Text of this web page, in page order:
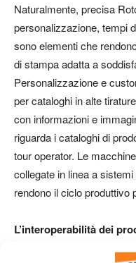
Naturalmente, precisa
personalizzazione, tempi
sono elementi che
di stampa adatta a
Personalizzazione e
per cataloghi in alte
con informazioni e
riguarda i cataloghi di
tour operator. Le
collegate in linea a
rendono il ciclo produttivo
L’interoperabilità dei